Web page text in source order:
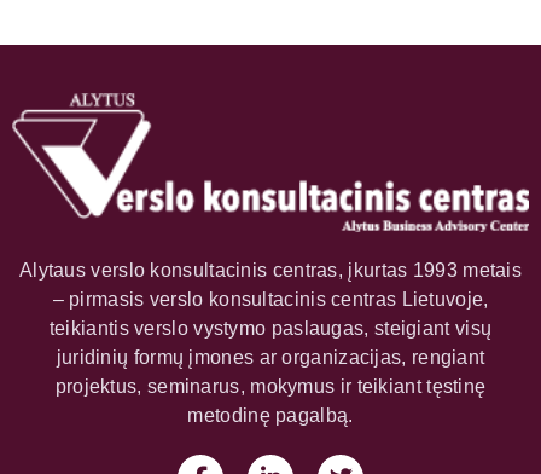
Alytaus verslo konsultacinis centras, įkurtas 1993 metais
– pirmasis verslo konsultacinis centras Lietuvoje,
teikiantis verslo vystymo paslaugas, steigiant visų
juridinių formų įmones ar organizacijas, rengiant
projektus, seminarus, mokymus ir teikiant tęstinę
metodinę pagalbą.